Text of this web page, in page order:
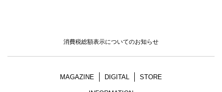
消費税総額表示についてのお知らせ
MAGAZINE DIGITAL STORE